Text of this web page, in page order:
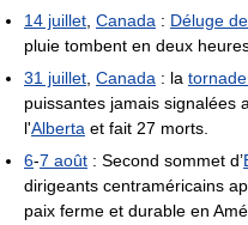
14 juillet, Canada : Déluge
pluie tombent en deux
31 juillet, Canada : la
puissantes jamais signalées
l'Alberta et fait 27 morts.
6-7 août : Second sommet d’
dirigeants centraméricains
paix ferme et durable en